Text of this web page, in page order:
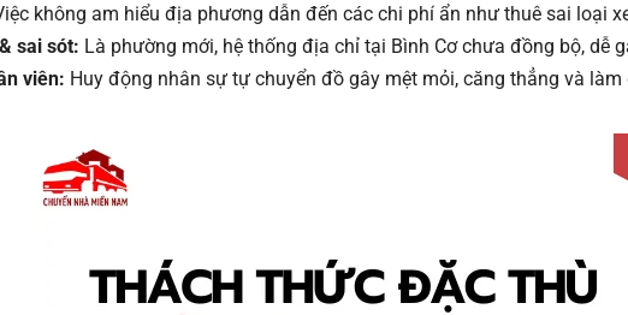
không am hiểu địa phương dẫn đến các chi phí ẩn như thuê sai loại
sai sót: Là phường mới, hệ thống địa chỉ tại Bình Cơ chưa đồng bộ, dễ
viên: Huy động nhân sự tự chuyển đồ gây mệt mỏi, căng thẳng và